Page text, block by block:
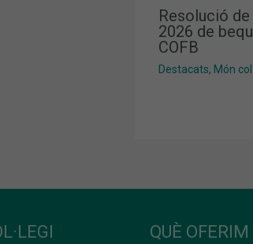
Resolució
2026 de
COFB
Destacats, Món
QUÈ